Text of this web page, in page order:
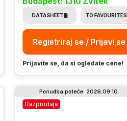
DATASHEET TO FAVOURITES
Registriraj se / Prijavi se
Prijavite se, da si ogledate cene!
Razprodaja
Ponudba poteče: 2026.09.10.